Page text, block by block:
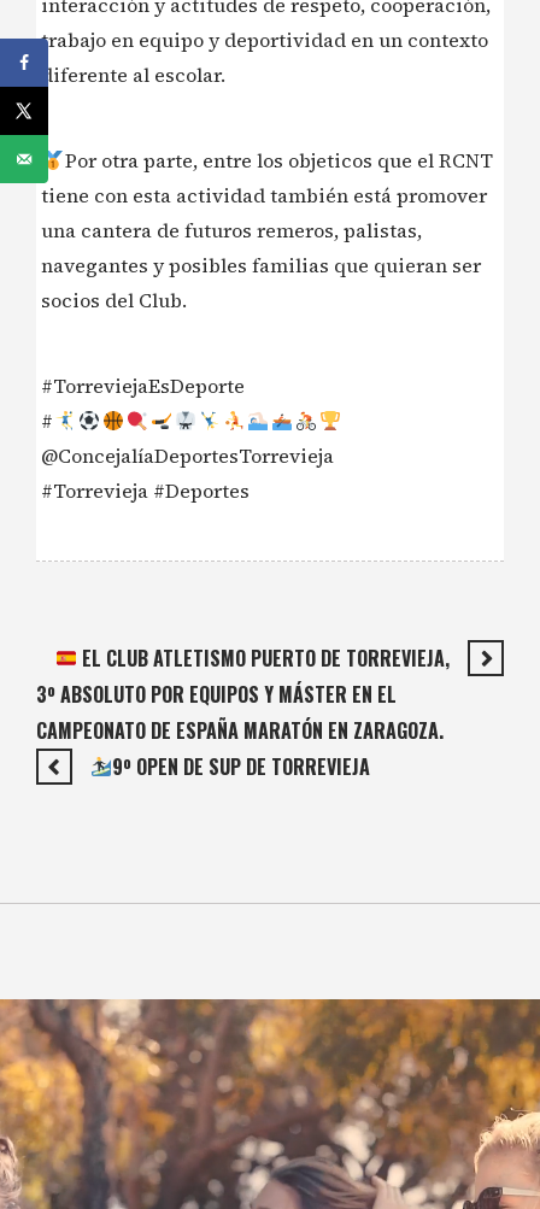
trabajo en equipo y deportividad en un contexto
diferente al escolar.
Por otra parte, entre los objeticos que el RCNT
tiene con esta actividad también está promover
una cantera de futuros remeros, palistas,
navegantes y posibles familias que quieran ser
socios del Club.
#TorreviejaEsDeporte
#
@ConcejalíaDeportesTorrevieja
#Torrevieja #Deportes
EL CLUB ATLETISMO PUERTO DE TORREVIEJA,
3º ABSOLUTO POR EQUIPOS Y MÁSTER EN EL
CAMPEONATO DE ESPAÑA MARATÓN EN ZARAGOZA.
9º OPEN DE SUP DE TORREVIEJA